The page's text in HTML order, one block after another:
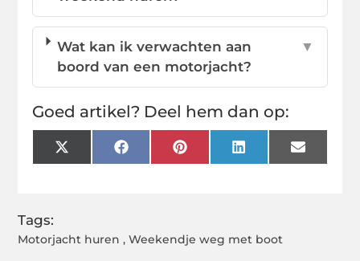
Wat kan ik verwachten aan
boord van een motorjacht?
▼
Goed artikel? Deel hem dan op:
X
(Twitter)
FacebookPinterestLinkedInEmail
Tags:
Motorjacht huren ,Weekendje weg met boot